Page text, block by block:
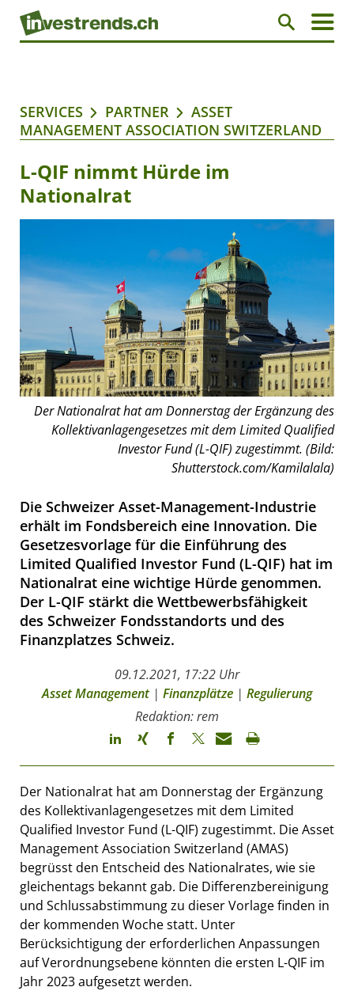
SERVICES PARTNER
ASSET
MANAGEMENT ASSOCIATION SWITZERLAND
L-QIF nimmt Hürde im
Nationalrat
Der Nationalrat hat am Donnerstag der Ergänzung des
Kollektivanlagengesetzes mit dem Limited Qualified
Investor Fund (L-QIF) zugestimmt. (Bild:
Shutterstock.com/Kamilalala)
Die Schweizer Asset-Management-Industrie
erhält im Fondsbereich eine Innovation. Die
Gesetzesvorlage für die Einführung des
Limited Qualified Investor Fund (L-QIF) hat im
Nationalrat eine wichtige Hürde genommen.
Der L-QIF stärkt die Wettbewerbsfähigkeit
des Schweizer Fondsstandorts und des
Finanzplatzes Schweiz.
09.12.2021, 17:22 Uhr
Asset Management| Finanzplätze | Regulierung
Redaktion: rem
Der Nationalrat hat am Donnerstag der Ergänzung
des Kollektivanlagengesetzes mit dem Limited
Qualified Investor Fund (L-QIF) zugestimmt. Die Asset
Management Association Switzerland (AMAS)
begrüsst den Entscheid des Nationalrates, wie sie
gleichentags bekannt gab. Die Differenzbereinigung
und Schlussabstimmung zu dieser Vorlage finden in
der kommenden Woche statt. Unter
Berücksichtigung der erforderlichen Anpassungen
auf Verordnungsebene könnten die ersten L-QIF im
Jahr 2023 aufgesetzt werden.